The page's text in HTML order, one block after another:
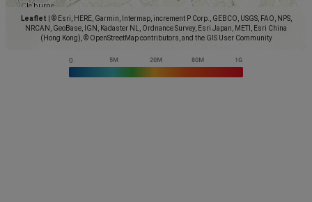
Leaflet
© Esri, HERE, Garmin, Intermap, increment P Corp., GEBCO, USGS, FAO, NPS,
NRCAN, GeoBase, IGN, Kadaster NL, Ordnance Survey, Esri Japan, METI, Esri China
(Hong Kong), © OpenStreetMap contributors, and the GIS User Community